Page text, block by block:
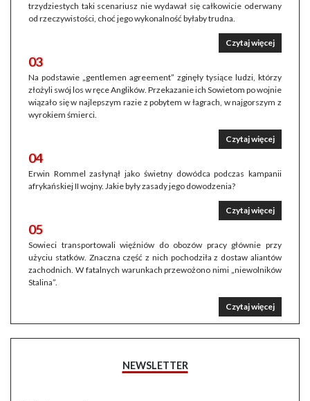
trzydziestych taki scenariusz nie wydawał się całkowicie oderwany
od rzeczywistości, choć jego wykonalność byłaby trudna.
Czytaj więcej
03
Na podstawie „gentlemen agreement” zginęły tysiące ludzi, którzy
złożyli swój los w ręce Anglików. Przekazanie ich Sowietom po wojnie
wiązało się w najlepszym razie z pobytem w łagrach, w najgorszym z
wyrokiem śmierci.
Czytaj więcej
04
Erwin Rommel zasłynął jako świetny dowódca podczas kampanii
afrykańskiej II wojny. Jakie były zasady jego dowodzenia?
Czytaj więcej
05
Sowieci transportowali więźniów do obozów pracy głównie przy
użyciu statków. Znaczna część z nich pochodziła z dostaw aliantów
zachodnich. W fatalnych warunkach przewożono nimi „niewolników
Stalina”.
Czytaj więcej
NEWSLETTER